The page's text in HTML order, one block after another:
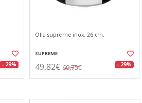
- 29%
Olla supreme inox. 26 cm.
SUPREME
49,82€ 69,75€ - 29%